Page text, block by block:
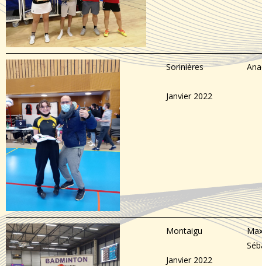
Sorinières
Janvier 2022
Montaigu
Janvier 2022